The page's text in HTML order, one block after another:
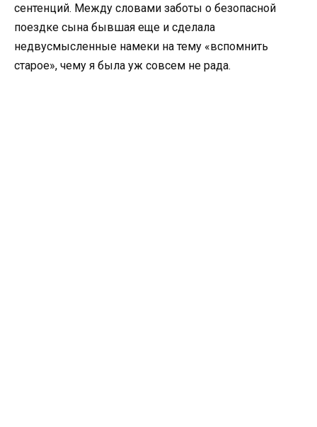
сентенций. Между словами заботы о безопасной
поездке сына бывшая еще и сделала
недвусмысленные намеки на тему «вспомнить
старое», чему я была уж совсем не рада.